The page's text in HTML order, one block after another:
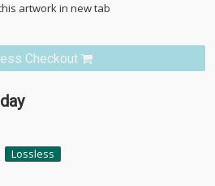
artwork in new tab
Checkout
Lossless